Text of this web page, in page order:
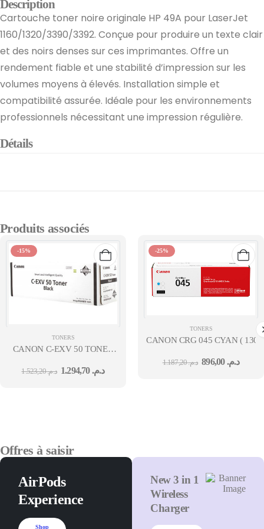
Description
Cartouche toner noire originale HP 49A pour LaserJet
1160/1320/3390/3392. Conçue pour produire un texte clair
et des noirs denses sur ces imprimantes. Offre un
rendement fiable et une stabilité d’impression sur les
volumes moyens à élevés. Installation simple et
compatibilité assurée. Idéale pour les environnements
professionnels nécessitant une impression régulière.
Détails
Produits associés
-15%
TONERS
CANON C-EXV 50 TONER
د.م.1.523,20 د.م.1.294,70
-25%
TONERS
CANON CRG 045 CYAN ( 1300
د.م.1.187,20 د.م.896,00
Offres à saisir
AirPods
Experience
Shop
New 3 in 1
Wireless
Charger